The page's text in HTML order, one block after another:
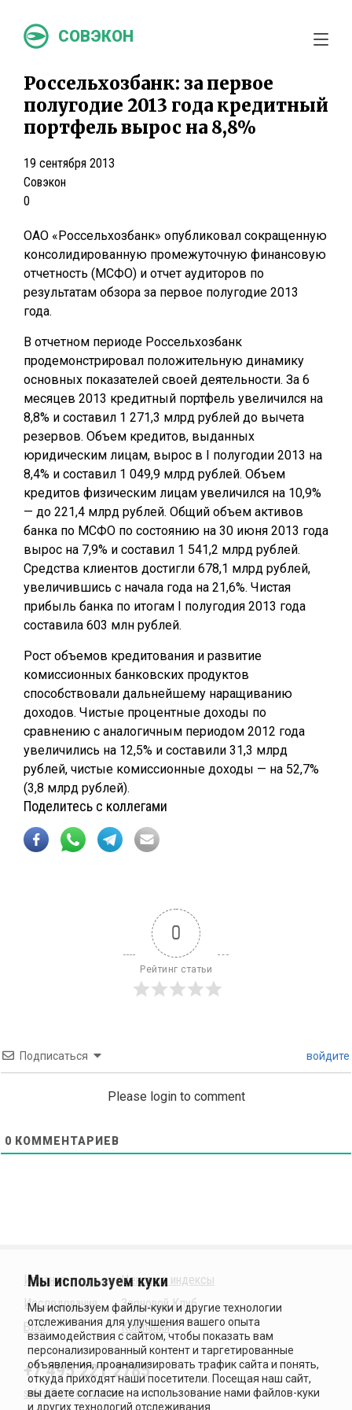
СОВЭКОН
Россельхозбанк: за первое
полугодие 2013 года кредитный
портфель вырос на 8,8%
19 сентября 2013
Совэкон
0
ОАО «Россельхозбанк» опубликовал сокращенную
консолидированную промежуточную финансовую
отчетность (МСФО) и отчет аудиторов по
результатам обзора за первое полугодие 2013
года.
В отчетном периоде Россельхозбанк
продемонстрировал положительную динамику
основных показателей своей деятельности. За 6
месяцев 2013 кредитный портфель увеличился на
8,8% и составил 1 271,3 млрд рублей до вычета
резервов. Объем кредитов, выданных
юридическим лицам, вырос в I полугодии 2013 на
8,4% и составил 1 049,9 млрд рублей. Объем
кредитов физическим лицам увеличился на 10,9%
— до 221,4 млрд рублей. Общий объем активов
банка по МСФО по состоянию на 30 июня 2013 года
вырос на 7,9% и составил 1 541,2 млрд рублей.
Средства клиентов достигли 678,1 млрд рублей,
увеличившись с начала года на 21,6%. Чистая
прибыль банка по итогам I полугодия 2013 года
составила 603 млн рублей.
Рост объемов кредитования и развитие
комиссионных банковских продуктов
способствовали дальнейшему наращиванию
доходов. Чистые процентные доходы по
сравнению с аналогичным периодом 2012 года
увеличились на 12,5% и составили 31,3 млрд
рублей, чистые комиссионные доходы — на 52,7%
(3,8 млрд рублей).
Поделитесь с коллегами
0
Рейтинг статьи
Подписаться войдите
Please login to comment
0 КОММЕНТАРИЕВ
Издания
Исследования
Блог
Ценовые индексы
Зерновой Клуб
Компания
+7 495 221 2785
sales@sovecon.com